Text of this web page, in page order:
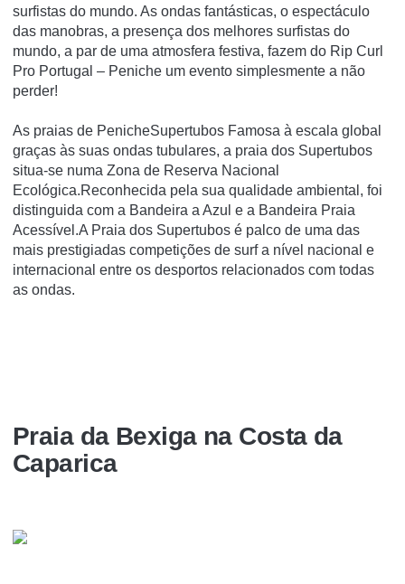
surfistas do mundo. As ondas fantásticas, o espectáculo
das manobras, a presença dos melhores surfistas do
mundo, a par de uma atmosfera festiva, fazem do Rip Curl
Pro Portugal – Peniche um evento simplesmente a não
perder!
As praias de PenicheSupertubos Famosa à escala global
graças às suas ondas tubulares, a praia dos Supertubos
situa-se numa Zona de Reserva Nacional
Ecológica.Reconhecida pela sua qualidade ambiental, foi
distinguida com a Bandeira a Azul e a Bandeira Praia
Acessível.A Praia dos Supertubos é palco de uma das
mais prestigiadas competições de surf a nível nacional e
internacional entre os desportos relacionados com todas
as ondas.
Praia da Bexiga na Costa da
Caparica